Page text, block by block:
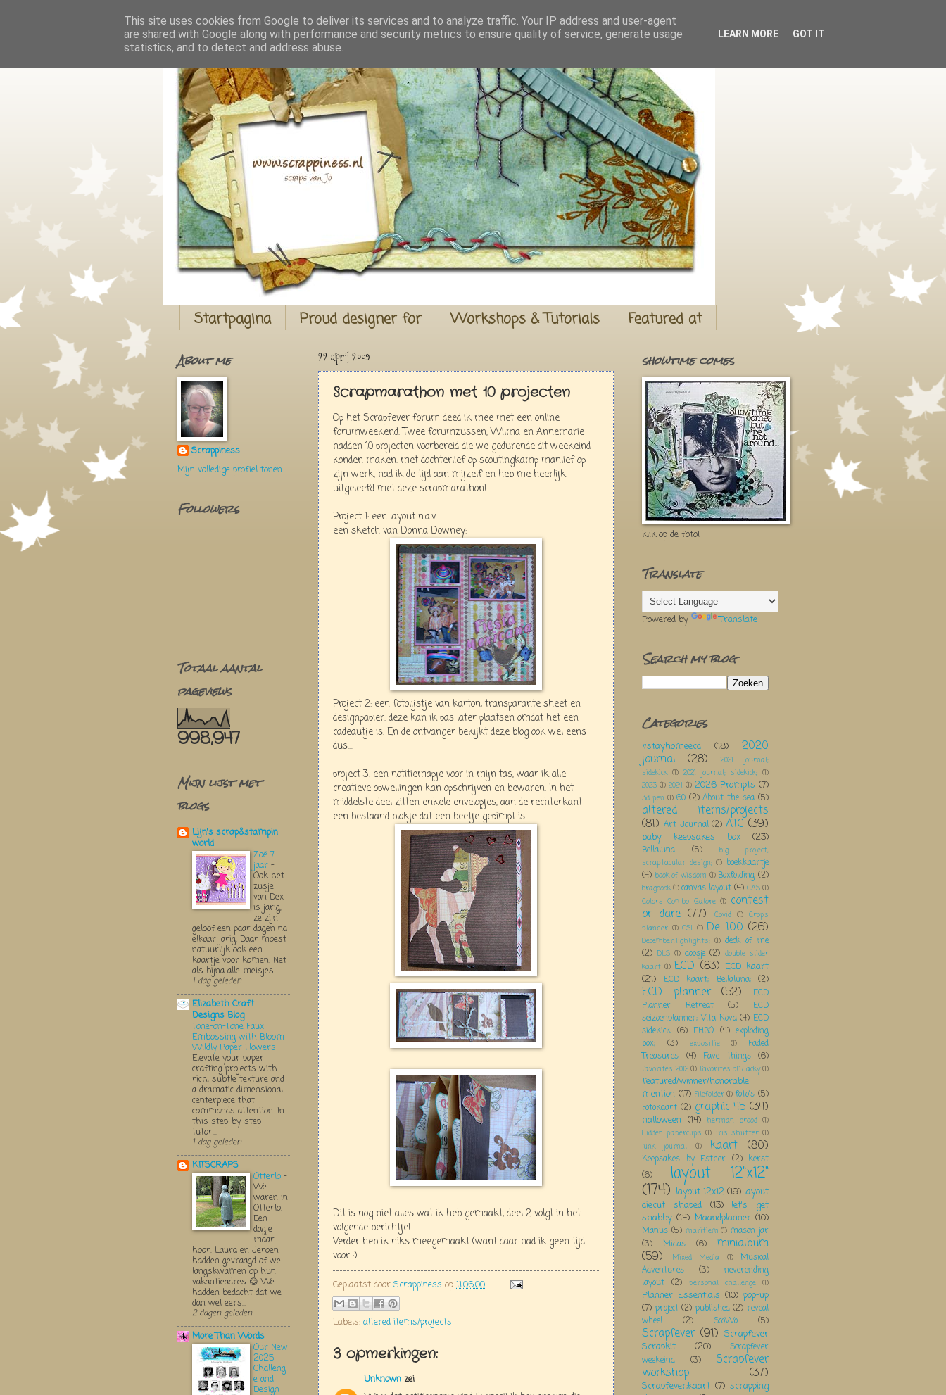
Startpagina Proud designer for Workshops & Tutorials Featured at
22 april 2009
Scrapmarathon met 10 projecten
Op het Scrapfever forum deed ik mee met een online
forumweekend. Twee forumzussen, Wilma en Annemarie
hadden 10 projecten voorbereid die we gedurende dit weekeind
konden maken. met dochterlief op scoutingkamp manlief op
zijn werk, had ik de tijd aan mijzelf en heb me heerlijk
uitgeleefd met deze scrapmarathon!
Project 1: een layout n.a.v.
een sketch van Donna Downey:
Project 2: een fotolijstje van karton, transparante sheet en
designpapier. deze kan ik pas later plaatsen omdat het een
cadeautje is. En de ontvanger bekijkt deze blog ook wel eens
dus....
project 3: een notitiemapje voor in mijn tas, waar ik alle
creatieve opwellingen kan opschrijven en bewaren. In het
middelste deel zitten enkele envelopjes, aan de rechterkant
een bestaand blokje dat een beetje gepimpt is.
Dit is nog niet alles wat ik heb gemaakt, deel 2 volgt in het
volgende berichtje!
Verder heb ik niks meegemaakt (want daar had ik geen tijd
voor :)
Geplaatst door Scrappiness op 11:06:00
Labels: altered items/projects
3 opmerkingen:
Unknown zei
About me
Scrappiness
Mijn volledige profiel tonen
Followers
Totaal aantal
pageviews
998,947
Mijn lijst met
blogs
Lijn's scrap&stampin
world
Zoë 7
jaar -
Ook het
zusje
van Dex
is jarig,
ze zijn
geloof een paar dagen na
elkaar jarig. Daar moest
natuurlijk ook een
kaartje voor komen. Net
als bijna alle meisjes...
1 dag geleden
Elizabeth Craft
Designs Blog
Tone-on-Tone Faux
Embossing with Bloom
Wildly Paper Flowers -
Elevate your paper
crafting projects with
rich, subtle texture and
a dramatic dimensional
centerpiece that
commands attention. In
this step-by-step
tutor...
1 dag geleden
KITSCRAPS
Otterlo -
We
waren in
Otterlo.
Een
dagje
maar
hoor. Laura en Jeroen
hadden gevraagd of we
langskwamen op hun
vakantieadres 😊 We
hadden bedacht dat we
dan wel eers...
2 dagen geleden
More Than Words
Our New
2025
Challeng
e and
Design
showtime comes
klik op de foto!
Translate
Powered by Translate
Search my blog
Categories
#stayhomeecd (18) 2020
journal (28)
2021 journal;
sidekick (1) 2021 journal; sidekick; (1)
2023 (1) 2024 (1) 2026 Prompts (7)
3d pen (1) 60 (2) About the sea (5)
altered items/projects
(81) Art Journal (2) ATC (39)
baby keepsakes box (23)
Bellaluna (5)
big project;
scraptacular design; (1) boekkaartje
(4) book of wisdom (1) Boxfolding (2)
bragbook(1)canvas layout (4) CAS(1)
Colors Combo Galore (1) contest
or dare (77) Covid (1) Crops
planner (1) CSI (1) De 100 (26)
DecemberHighlights; (1) deck of me
(2) DLS (1) doosje (2) double slider
kaart (1) ECD (83) ECD kaart
(21)
ECD kaart; Bellaluna; (2)
ECD planner (52)
ECD
Planner Retreat
(5)
ECD
seizoenplanner; Vita Nova (4) ECD
sidekick (6) EHBO (4) exploding
box;
(3) expositie (1)
Faded
Treasures
(4) Fave things (6)
favorites 2012 (1) favorites of Jacky (1)
featured/winner/honorable
mention (17) Filefolder (1) foto's (5)
Fotokaart (2) graphic 45 (34)
halloween (14) herman brood (1)
Hidden paperclips (1) iris shutter (1)
junk journal
(1) kaart (80)
Keepsakes by Esther (2) kerst
(6)
layout 12"x12"
(174) layout 12x12 (19) layout
diecut shaped
(13)
let's get
shabby (14) Maandplanner (10)
Manus (5) maritiem (1) mason jar
(3)
Midas (6) minialbum
(59) Mixed Media (1)
Musical
Adventures
(3)
neverending
layout (2) personal challenge (1)
Planner Essentials (10) pop-up
(7) project (2) published (2) reveal
wheel
(2) ScoWo (5)
Scrapfever (91) Scrapfever
Scrapkit
(20)
Scrapfever
weekeind
(3) Scrapfever
workshop (37)
Scrapfever;kaart (7) scrapping
This site uses cookies from Google to deliver its services and to analyze traffic. Your IP address and user-agent
are shared with Google along with performance and security metrics to ensure quality of service, generate usage
statistics, and to detect and address abuse.
LEARN MORE GOT IT